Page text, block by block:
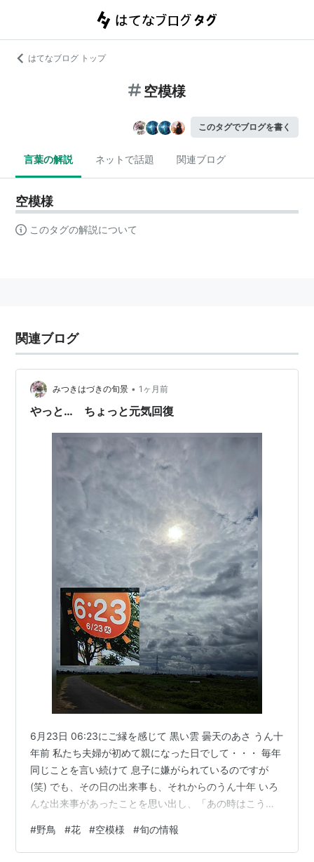
はてなブログ トップ
空模様
このタグでブログを書く
言葉の解説 ネットで話題 関連ブログ
空模様
このタグの解説について
関連ブログ
みつきはづきの旬景 • 1ヶ月前
やっと… ちょっと元気回復
6月23日 06:23にご縁を感じて 黒い雲 曇天のあさ うん十
年前 私たち夫婦が初めて親になった日でして・・・ 毎年
同じことを言い続けて 息子に嫌がられているのですが
(笑) でも、その日の出来事も、それからのうん十年 いろ
んな出来事があったことを思い出し、「あの時はこうだ
思いなのかもしれないけれど、来年も また 同じことを言
ってそうです。 アゲハチョウと柏葉アジサイ 毛虫がいっ
#野鳥 #花 #空模様 #旬の情報